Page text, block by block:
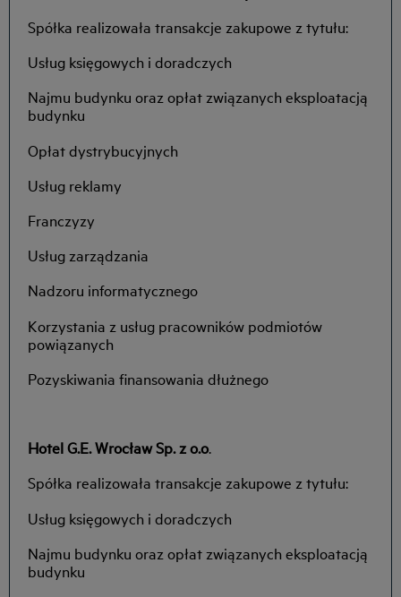
Spółka realizowała transakcje zakupowe z tytułu:
Usług księgowych i doradczych
Najmu budynku oraz opłat związanych eksploatacją
budynku
Opłat dystrybucyjnych
Usług reklamy
Franczyzy
Usług zarządzania
Nadzoru informatycznego
Korzystania z usług pracowników podmiotów
powiązanych
Pozyskiwania finansowania dłużnego
Hotel G.E. Wrocław Sp. z o.o.
Spółka realizowała transakcje zakupowe z tytułu:
Usług księgowych i doradczych
Najmu budynku oraz opłat związanych eksploatacją
budynku